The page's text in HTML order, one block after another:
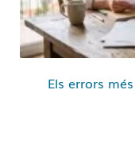
Els errors